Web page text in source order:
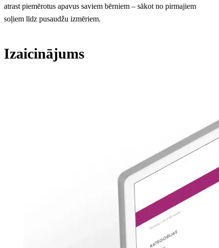
atrast piemērotus apavus saviem bērniem – sākot no pirmajiem
soļiem līdz pusaudžu izmēriem.
Izaicinājums